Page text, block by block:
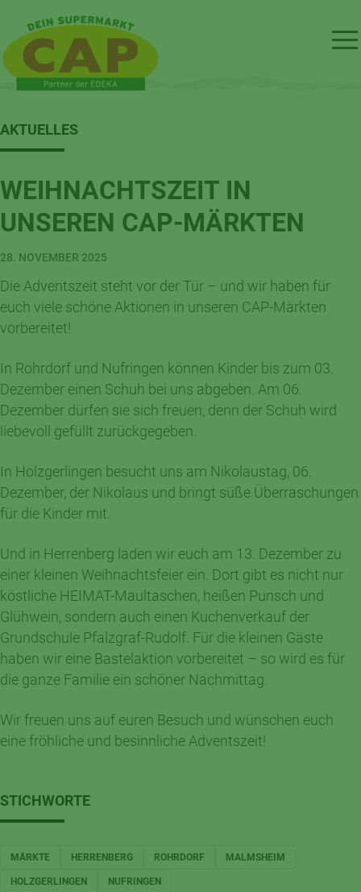
AKTUELLES
WEIHNACHTSZEIT IN
UNSEREN CAP-MÄRKTEN
28. NOVEMBER 2025
Die Adventszeit steht vor der Tür – und wir haben für
euch viele schöne Aktionen in unseren CAP-Märkten
vorbereitet!
In Rohrdorf und Nufringen können Kinder bis zum 03.
Dezember einen Schuh bei uns abgeben. Am 06.
Dezember dürfen sie sich freuen, denn der Schuh wird
liebevoll gefüllt zurückgegeben.
In Holzgerlingen besucht uns am Nikolaustag, 06.
Dezember, der Nikolaus und bringt süße Überraschungen
für die Kinder mit.
Und in Herrenberg laden wir euch am 13. Dezember zu
einer kleinen Weihnachtsfeier ein. Dort gibt es nicht nur
köstliche HEIMAT-Maultaschen, heißen Punsch und
Glühwein, sondern auch einen Kuchenverkauf der
Grundschule Pfalzgraf-Rudolf. Für die kleinen Gäste
haben wir eine Bastelaktion vorbereitet – so wird es für
die ganze Familie ein schöner Nachmittag.
Wir freuen uns auf euren Besuch und wünschen euch
eine fröhliche und besinnliche Adventszeit!
STICHWORTE
MÄRKTE HERRENBERG ROHRDORF MALMSHEIM
HOLZGERLINGEN NUFRINGEN